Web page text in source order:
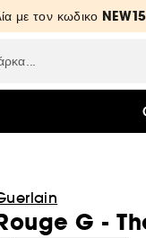
με τον κωδικο NEW15
G -